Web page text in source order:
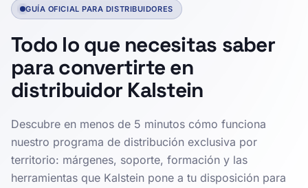
GUÍA OFICIAL PARA DISTRIBUIDORES
Todo lo que necesitas saber
para convertirte en
distribuidor Kalstein
Descubre en menos de 5 minutos cómo funciona
nuestro programa de distribución exclusiva por
territorio: márgenes, soporte, formación y las
herramientas que Kalstein pone a tu disposición para